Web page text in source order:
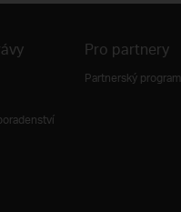
Pro partnery
Partnerský program